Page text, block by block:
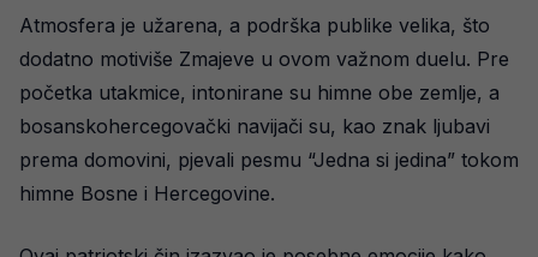
Atmosfera je užarena, a podrška publike velika, što
dodatno motiviše Zmajeve u ovom važnom duelu. Pre
početka utakmice, intonirane su himne obe zemlje, a
bosanskohercegovački navijači su, kao znak ljubavi
prema domovini, pjevali pesmu “Jedna si jedina” tokom
himne Bosne i Hercegovine.